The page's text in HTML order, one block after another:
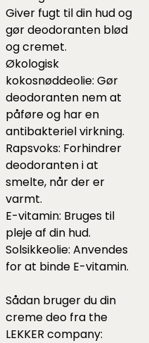
Giver fugt til din hud og
gør deodoranten blød
og cremet.
Økologisk
kokosnøddeolie: Gør
deodoranten nem at
påføre og har en
antibakteriel virkning.
Rapsvoks: Forhindrer
deodoranten i at
smelte, når der er
varmt.
E-vitamin: Bruges til
pleje af din hud.
Solsikkeolie: Anvendes
for at binde E-vitamin.
Sådan bruger du din
creme deo fra the
LEKKER company: